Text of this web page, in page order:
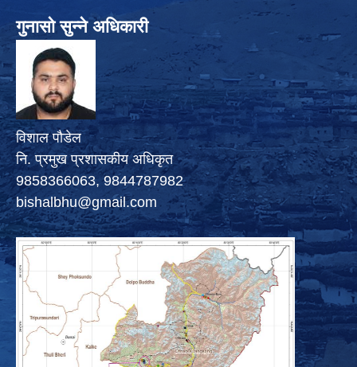
गुनासो सुन्ने अधिकारी
विशाल पौडेल
नि. प्रमुख प्रशासकीय अधिकृत
9858366063, 9844787982
bishalbhu@gmail.com